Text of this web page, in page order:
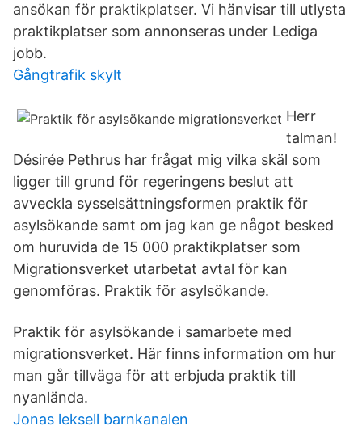
ansökan för praktikplatser. Vi hänvisar till utlysta
praktikplatser som annonseras under Lediga
jobb.
Gångtrafik skylt
Herr
talman!
Désirée Pethrus har frågat mig vilka skäl som
ligger till grund för regeringens beslut att
avveckla sysselsättningsformen praktik för
asylsökande samt om jag kan ge något besked
om huruvida de 15 000 praktikplatser som
Migrationsverket utarbetat avtal för kan
genomföras. Praktik för asylsökande.
Praktik för asylsökande i samarbete med
migrationsverket. Här finns information om hur
man går tillväga för att erbjuda praktik till
nyanlända.
Jonas leksell barnkanalen